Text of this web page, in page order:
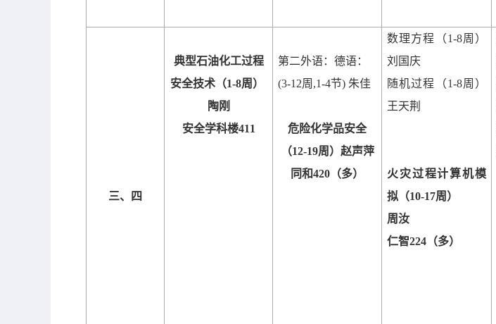
三、四
典型石油化工过程
安全技术（1-8周）
陶刚
安全学科楼411
第二外语：德语：
(3-12周 ,1-4节) 朱佳
危险化学品安全
（12-19周）赵声萍
同和420 （多）
数理方程（1-8周）
刘国庆
随机过程（1-8周）
王天荆
火灾过程计算机模
拟（10-17周）
周汝
仁智224 （多）